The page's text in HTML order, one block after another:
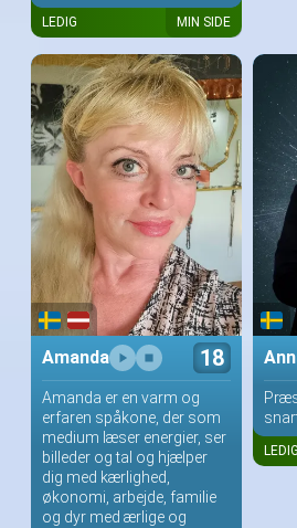
LEDIG MIN SIDE
Amanda 18
Amanda er en varm og
erfaren spåkone, der som
medium læser energier, ser
billeder og tal og hjælper
dig med kærlighed,
økonomi, arbejde, familie
og dyr med ærlige og
LEDIG